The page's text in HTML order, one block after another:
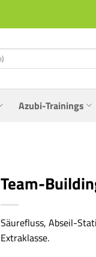
Azubi-Trainings
Team-
Säurefluss, Abseil-
Extraklasse.